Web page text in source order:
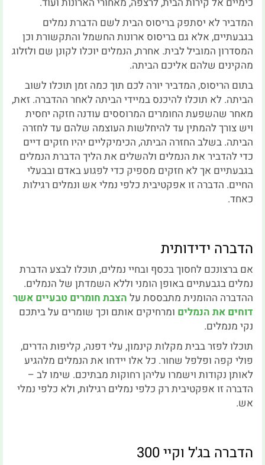
המדביר לא יסתפק בריסוס הבית לשם הדברת נמלים
בגבעתיים, אלא גם בריסוס ארונות החשמל והתקשורת וכן
המסדרון המוביל לבית. אחרת, הנמלים יוכלו לקונן שם ולזלוג
מהקינים שלהם אליכם הביתה.
בתום הריסוס, המדביר יורה לכם תוך כמה זמן תוכלו לשוב
הביתה. לא תוכלו להיכנס במיידי הביתה לאחר ההדברה. זאת,
מאחר שהשפעת החומרים המרוססים עודנה חזקה יחסית
ויש צורך להמתין עד להיחלשות העוצמה שלהם עד לחזרה
הביתה. בשלב החזרה הביתה, הכימיקליים יהיו חזקים דיים
כדי להדביר את הנמלים ולהשלים את הליך הדברת הנמלים
בגבעתיים אך לא חזקים מספיק כדי לפגוע באדם ובבעלי
החיים. הדברה זו אפקטיבית כלפי נמלי אש ונמלים רגילות
כאחד.
הדברה ידידותית
אם ברצונכם לחסוך בכסף ובחיי נמלים, תוכלו לבצע הדברת
נמלים בגבעתיים באופן הומני וללא השמדתן של הנמלים.
ההדברה ההומנית מתבססת על הצבת חומרים טבעיים אשר
דוחים את הנמלים ומרחיקים אותם וכך שומרים על ביתכם
נקי מנמלים.
תוכלו לפזר בבית מקלות קינמון, עלי דפנה, קליפות הדרים,
פולי קפה ופלפל שחור. כל אלו יידחו את הנמלים מלהגיע
לאותן נקודות וישמרו עליהן רחוקות מבתיכם. שימו לב –
הדברה זו אפקטיבית רק כלפי נמלים רגילות, ולא כלפי נמלי
אש.
הדברה בג'ל וקיי 300